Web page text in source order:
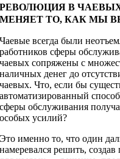
РЕВОЛЮЦИЯ В
МЕНЯЕТ ТО, КАК МЫ
Чаевые всегда были
работников сферы
чаевых сопряжены с
наличных денег до
чаевых. Что, если бы
автоматизированный
сферы обслуживания
особых усилий?
Это именно то, что один
намеревался решить,